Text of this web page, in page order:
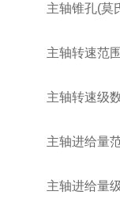
主轴
主轴转
主轴
主轴进
主轴